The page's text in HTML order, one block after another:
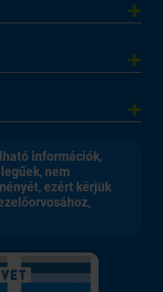
információk,
nem
ezért kérjük